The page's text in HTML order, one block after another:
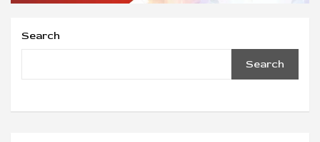
Search
Search